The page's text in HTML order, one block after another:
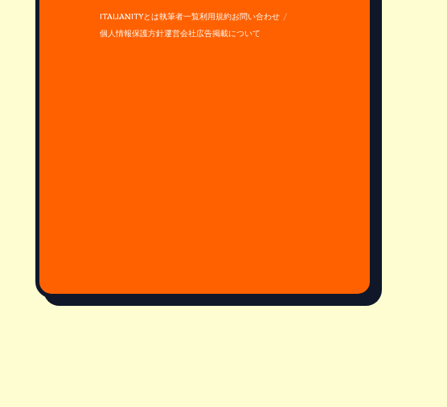
ITALIANITYとは執筆者一覧利用規約お問い合わせ
個人情報保護方針運営会社広告掲載について